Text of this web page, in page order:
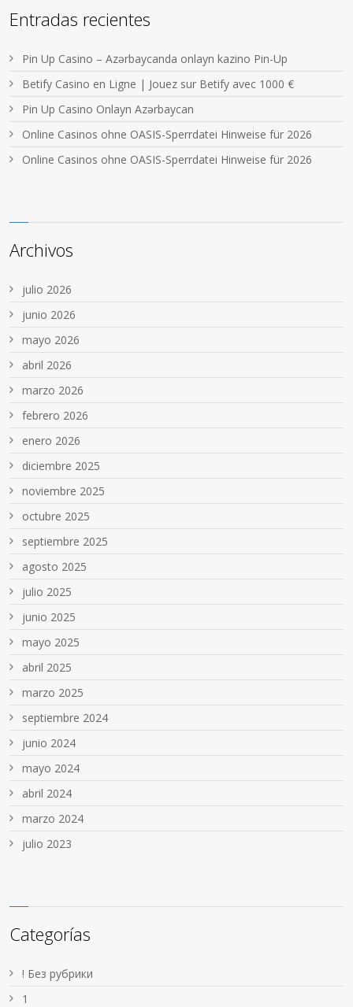
Entradas recientes
Pin Up Casino – Azərbaycanda onlayn kazino Pin-Up
Betify Casino en Ligne | Jouez sur Betify avec 1000 €
Pin Up Casino Onlayn Azərbaycan
Online Casinos ohne OASIS-Sperrdatei Hinweise für 2026
Online Casinos ohne OASIS-Sperrdatei Hinweise für 2026
Archivos
julio 2026
junio 2026
mayo 2026
abril 2026
marzo 2026
febrero 2026
enero 2026
diciembre 2025
noviembre 2025
octubre 2025
septiembre 2025
agosto 2025
julio 2025
junio 2025
mayo 2025
abril 2025
marzo 2025
septiembre 2024
junio 2024
mayo 2024
abril 2024
marzo 2024
julio 2023
Categorías
! Без рубрики
1